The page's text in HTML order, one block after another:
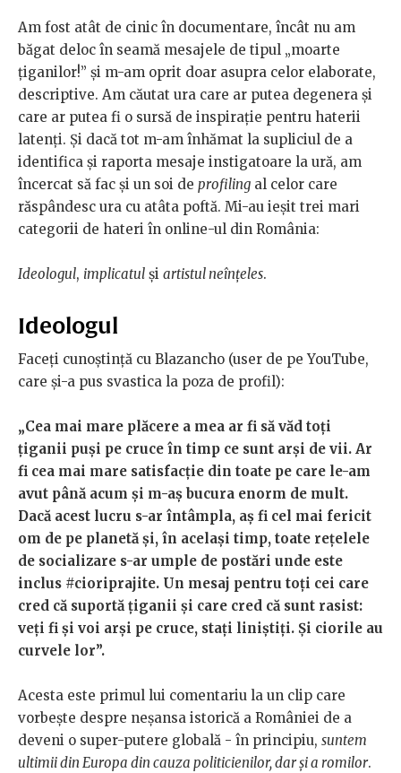
Am fost atât de cinic în documentare, încât nu am
băgat deloc în seamă mesajele de tipul „moarte
țiganilor!” și m-am oprit doar asupra celor elaborate,
descriptive. Am căutat ura care ar putea degenera și
care ar putea fi o sursă de inspirație pentru haterii
latenți. Și dacă tot m-am înhămat la supliciul de a
identifica și raporta mesaje instigatoare la ură, am
încercat să fac și un soi de profiling al celor care
răspândesc ura cu atâta poftă. Mi-au ieşit trei mari
categorii de hateri în online-ul din România:
Ideologul, implicatul și artistul neînțeles.
Ideologul
Faceți cunoștință cu Blazancho (user de pe YouTube,
care și-a pus svastica la poza de profil):
„Cea mai mare plăcere a mea ar fi să văd toți
țiganii puși pe cruce în timp ce sunt arși de vii. Ar
fi cea mai mare satisfacție din toate pe care le-am
avut până acum și m-aș bucura enorm de mult.
Dacă acest lucru s-ar întâmpla, aș fi cel mai fericit
om de pe planetă și, în același timp, toate rețelele
de socializare s-ar umple de postări unde este
inclus #cioriprajite. Un mesaj pentru toți cei care
cred că suportă țiganii și care cred că sunt rasist:
veți fi și voi arși pe cruce, stați liniștiți. Și ciorile au
curvele lor”.
Acesta este primul lui comentariu la un clip care
vorbește despre neșansa istorică a României de a
deveni o super-putere globală - în principiu, suntem
ultimii din Europa din cauza politicienilor, dar și a romilor.